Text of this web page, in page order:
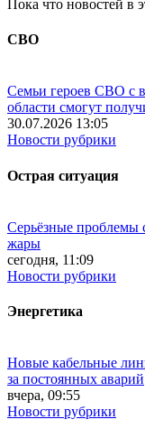
Пока что новостей в
СВО
Семьи героев СВО с
области смогут
30.07.2026 13:05
Новости рубрики
Острая ситуация
Серьёзные проблемы
жары
сегодня, 11:09
Новости рубрики
Энергетика
Новые кабельные
за постоянных аварий
вчера, 09:55
Новости рубрики